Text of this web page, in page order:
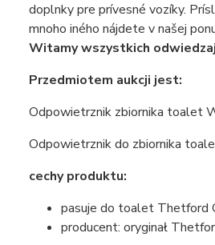
doplnky pre prívesné vozíky.
mnoho iného nájdete v našej
Witamy wszystkich
Przedmiotem aukcji jest:
Odpowietrznik zbiornika toalet
Odpowietrznik do zbiornika
cechy produktu:
pasuje do toalet Thetford
producent: oryginał